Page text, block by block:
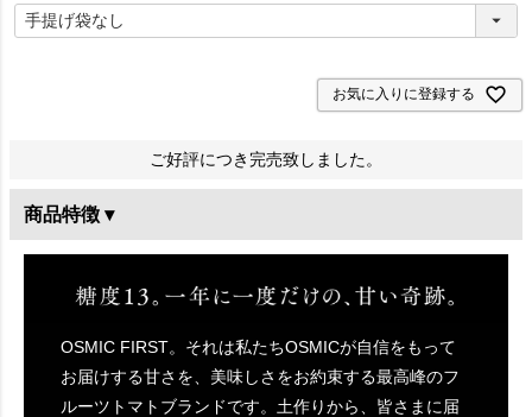
お気に入りに登録する
ご好評につき完売致しました。
商品特徴 ▾
OSMIC FIRST。それは私たちOSMICが自信をもって
お届けする甘さを、美味しさをお約束する最高峰のフ
ルーツトマトブランドです。土作りから、皆さまに届